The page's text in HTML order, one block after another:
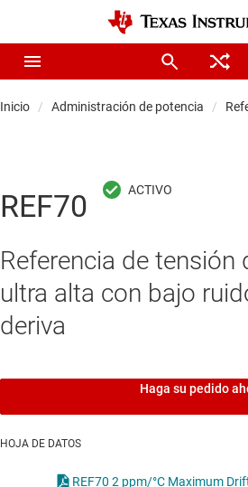
Inicio Administración de potencia
REF70
Referencia de tensión
ultra alta con bajo
deriva
Haga su pedido
HOJA DE DATOS
REF70 2 ppm/°C Maximum